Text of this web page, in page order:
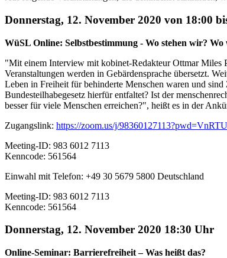
Donnerstag, 12. November 2020 von 18:00
WüSL Online: Selbstbestimmung - Wo stehen wir?
"Mit einem Interview mit kobinet-Redakteur Ottmar Miles
Veranstaltungen werden in Gebärdensprache übersetzt.
Leben in Freiheit für behinderte Menschen waren und
Bundesteilhabegesetz hierfür entfaltet? Ist der
besser für viele Menschen erreichen?", heißt es in der
Zugangslink: https://zoom.us/j/
Meeting-ID: 983 6012 7113
Kenncode: 561564
Einwahl mit Telefon: +49 30 5679 5800 Deutschland
Meeting-ID: 983 6012 7113
Kenncode: 561564
Donnerstag, 12. November 2020 18:30 Uhr
Online-Seminar: Barrierefreiheit – Was heißt das?